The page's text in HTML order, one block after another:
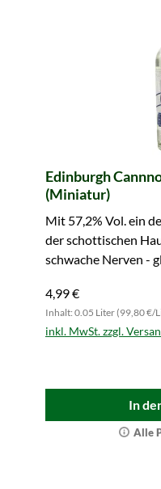
Edinburgh
(Miniatur)
Mit 57,2% Vol. ein
der schottischen
schwache Nerven -
4,99 €
Inhalt: 0.05 Liter (99,80 €/
inkl. MwSt. zzgl.
In
Alle